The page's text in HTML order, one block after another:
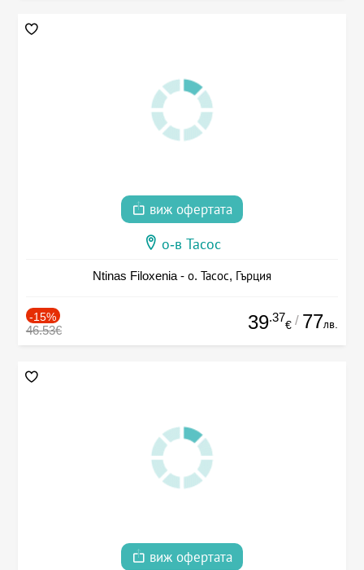
виж офертата
о-в Тасос
Ntinas Filoxenia - о. Тасос, Гърция
-15%
46.53€ 39.37
€ / 77лв.
виж офертата